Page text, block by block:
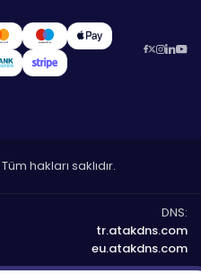
Tüm hakları saklıdır.
DNS:
tr.atakdns.com
eu.atakdns.com